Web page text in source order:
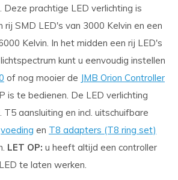
Deze prachtige LED verlichting is
SMD LED's van 3000 Kelvin en een
Kelvin. In het midden een rij LED's
kunt u eenvoudig instellen
of nog mooier de JMB Orion Controller
is te bedienen. De LED verlichting
aansluiting en incl. uitschuifbare
voeding en T8 adapters (T8 ring set)
LET OP: u heeft altijd een controller
te laten werken.